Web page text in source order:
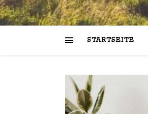
STARTSEITE